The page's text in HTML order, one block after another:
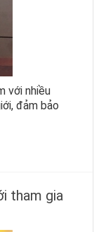
với nhiều
đảm bảo
tham gia